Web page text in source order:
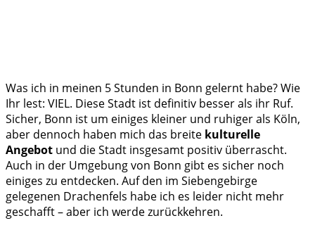
Was ich in meinen 5 Stunden in Bonn gelernt habe? Wie
Ihr lest: VIEL. Diese Stadt ist definitiv besser als ihr Ruf.
Sicher, Bonn ist um einiges kleiner und ruhiger als Köln,
aber dennoch haben mich das breite kulturelle
Angebot und die Stadt insgesamt positiv überrascht.
Auch in der Umgebung von Bonn gibt es sicher noch
einiges zu entdecken. Auf den im Siebengebirge
gelegenen Drachenfels habe ich es leider nicht mehr
geschafft – aber ich werde zurückkehren.